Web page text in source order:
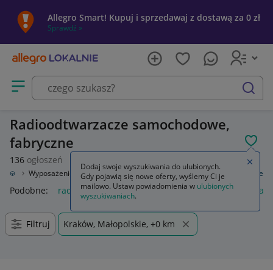
Allegro Smart! Kupuj i sprzedawaj z dostawą za 0 zł
Sprawdź »
Otwórz menu z kategoriami
szukaj
Radioodtwarzacze samochodowe,
fabryczne
136 ogłoszeń
Wyposażenie wnętrza Sprzęt audio fabryczny Radioodtwarzacze
Podobne: radioodtwarzacze radioodtwarzacz
Filtruj Kraków, Małopolskie, +0 km
Dodaj swoje wyszukiwania do ulubionych.
Gdy pojawią się nowe oferty, wyślemy Ci je
mailowo. Ustaw powiadomienia w ulubionych
wyszukiwaniach.